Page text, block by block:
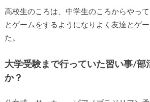
高校生のころは、中学生のころからやっ
とゲームをするようになりよく友達とゲ
た。
大学受験まで行っていた習い事/部
か？